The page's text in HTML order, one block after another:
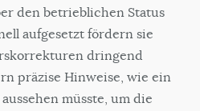
den betrieblichen Status
aufgesetzt fördern sie
dringend
präzise Hinweise, wie ein
müsste, um die